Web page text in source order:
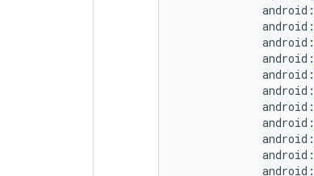
android:
android:
android:
android:
android:
android:
android:
android:
android:
android:
android: